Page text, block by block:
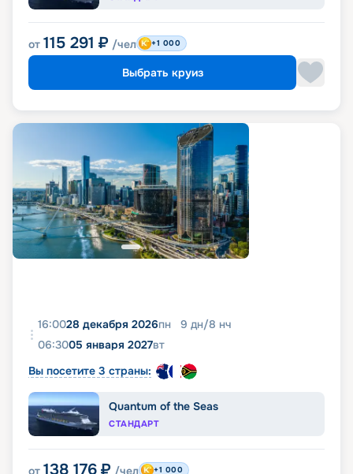
от 115 291 ₽ /чел +1 000
Выбрать круиз
16:0028 декабря 2026пн 9 дн/8 нч
06:3005 января 2027вт
Вы посетите 3 страны:
Quantum of the Seas
СТАНДАРТ
от 138 176 ₽ /чел +1 000